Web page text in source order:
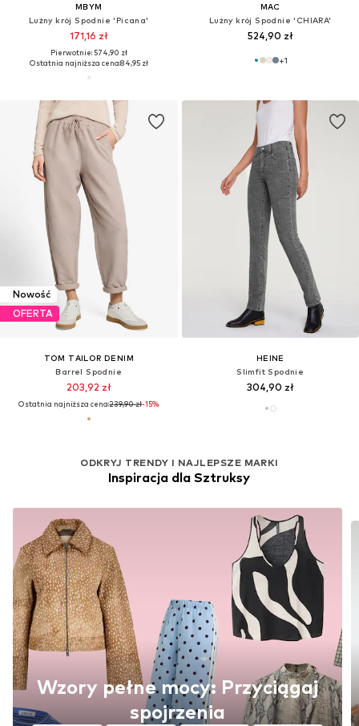
MBYM
Lużny krój Spodnie 'Picana'
171,16 zł
Pierwotnie: 574,90 zł
Ostatnia najniższa cena:84,95 zł
MAC
Lużny krój Spodnie 'CHIARA'
524,90 zł
+1
Nowość
OFERTA
TOM TAILOR DENIM
Barrel Spodnie
203,92 zł
Ostatnia najniższa cena:239,90 zł-15%
HEINE
Slimfit Spodnie
304,90 zł
ODKRYJ TRENDY I NAJLEPSZE MARKI
Inspiracja dla Sztruksy
Wzory pełne mocy: Przyciągaj
spojrzenia